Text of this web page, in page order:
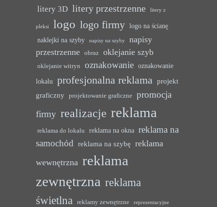
litery 3D litery przestrzenne litery z
pleksi logo logo firmy logo na ścianę
naklejki na szyby
napisy na szyby
napisy
przestrzenne
obraz oklejanie szyb
oklejanie witryn oznakowanie oznakowanie
lokalu profesjonalna reklama projekt
graficzny
projektowanie graficzne
promocja
firmy realizacje reklama
reklama do lokalu reklama na okna reklama na
samochód reklama na szybę reklama
wewnętrzna reklama
zewnętrzna reklama
świetlna
reklamy zewnętrzne reprezentacyjne